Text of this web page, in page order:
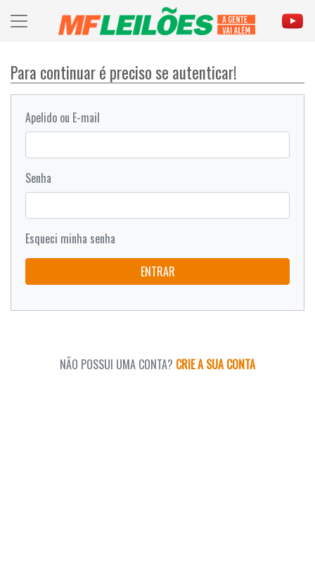
Para continuar é preciso se autenticar!
Apelido ou E-mail
Senha
Esqueci minha senha
ENTRAR
NÃO POSSUI UMA CONTA? CRIE A SUA CONTA